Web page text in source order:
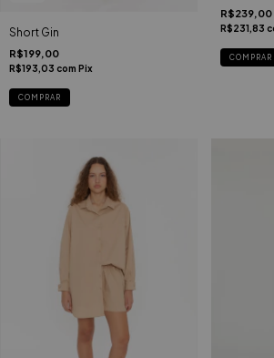
Short Gin
R$199,00
R$193,03 com Pix
COMPRAR
R$239,00
R$231,83
COMPRAR